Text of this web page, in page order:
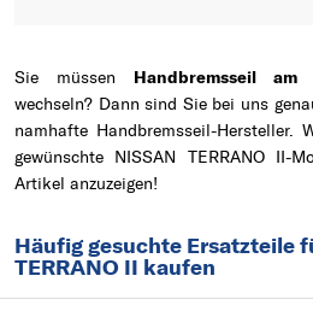
Sie müssen Handbremsseil am
wechseln? Dann sind Sie bei uns
namhafte Handbremsseil-Hersteller.
gewünschte NISSAN TERRANO II-
Artikel anzuzeigen!
Häufig gesuchte Ersatzteile
TERRANO II kaufen